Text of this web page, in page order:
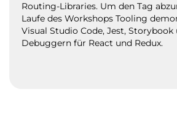
Routing-Libraries. Um den Tag
Laufe des Workshops Tooling
Visual Studio Code, Jest, Storybook
Debuggern für React und Redux.